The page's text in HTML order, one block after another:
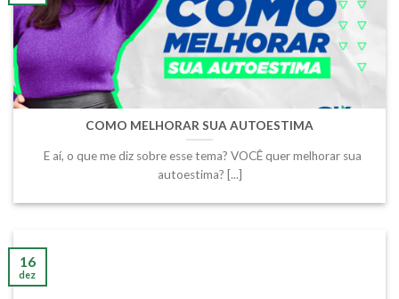
COMO MELHORAR SUA AUTOESTIMA
E aí, o que me diz sobre esse tema? VOCÊ quer melhorar sua
autoestima? [...]
16
dez